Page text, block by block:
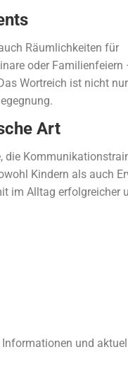
Räumlichkeiten für
oder Familienfeiern
Wortreich ist nicht
Art
die
Kindern als auch
im Alltag erfolgreicher
und